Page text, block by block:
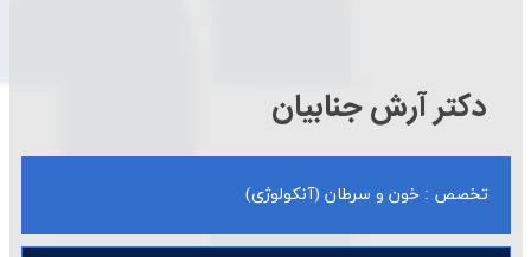
دکتر آرش جنابیان
تخصص : خون و سرطان (آنکولوژی)